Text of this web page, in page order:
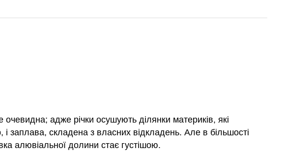
адже річки осушують ділянки материків, які
і заплава, складена з власних відкладень. Але в більшості
алювіальної долини стає густішою.